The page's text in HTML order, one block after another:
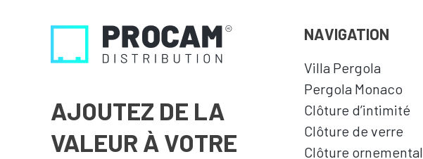
AJOUTEZ DE LA
VALEUR À VOTRE
NAVIGATION
Villa Pergola
Pergola Monaco
Clôture d’intimité
Clôture de verre
Clôture ornemental